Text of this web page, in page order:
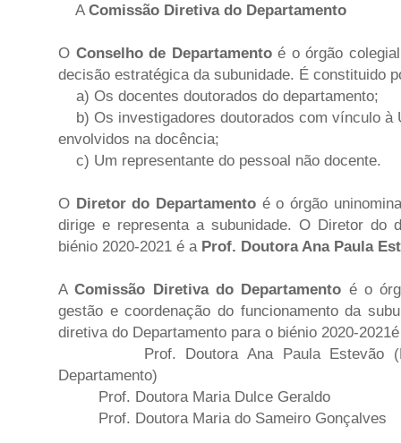
A Comissão Diretiva do Departamento
O Conselho de Departamentoé o órgão
decisão estratégica da subunidade. É constituido
a) Os docentes doutorados do departamento;
b) Os investigadores doutorados com vínculo à
envolvidos na docência;
c) Um representante do pessoal não docente.
O Diretor do Departamento é o órgão
dirige e representa a subunidade. O Diretor do
biénio 2020-2021 é aProf. Doutora Ana Paula
AComissão Diretiva do Departamento é o
gestão e coordenação do funcionamento da
diretiva do Departamento para o biénio 2020-
Prof. Doutora Ana Paula Estevão
Departamento)
Prof. Doutora Maria Dulce Geraldo
Prof. Doutora Maria do Sameiro Gonçalves